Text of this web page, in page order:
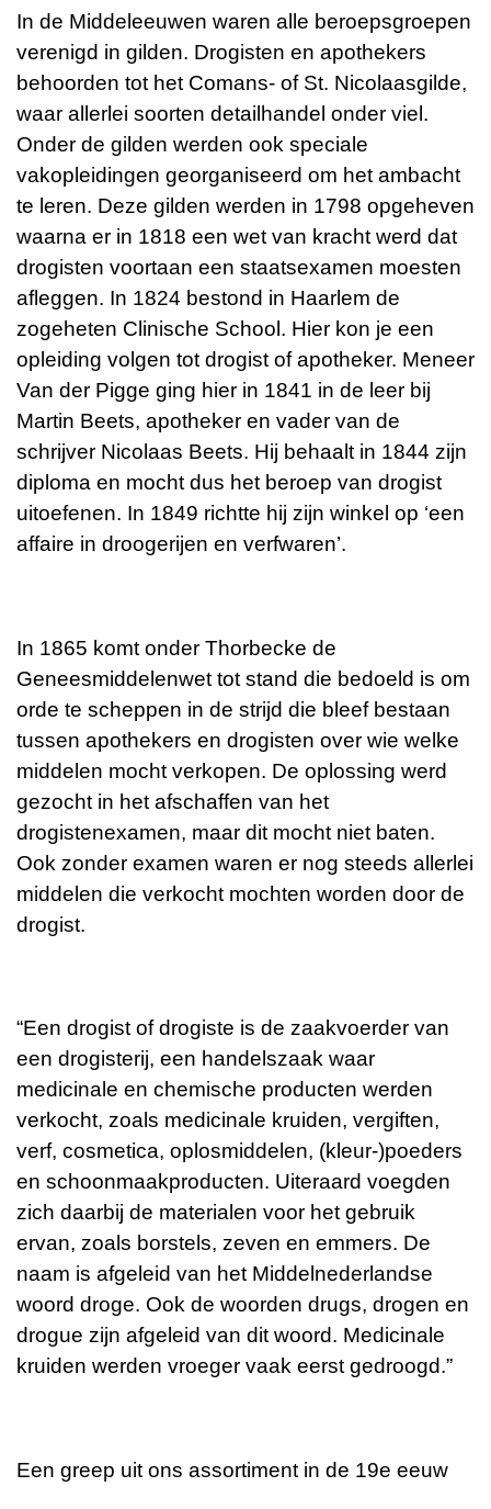
In de Middeleeuwen waren alle beroepsgroepen
verenigd in gilden. Drogisten en apothekers
behoorden tot het Comans- of St. Nicolaasgilde,
waar allerlei soorten detailhandel onder viel.
Onder de gilden werden ook speciale
vakopleidingen georganiseerd om het ambacht
te leren. Deze gilden werden in 1798 opgeheven
waarna er in 1818 een wet van kracht werd dat
drogisten voortaan een staatsexamen moesten
afleggen. In 1824 bestond in Haarlem de
zogeheten Clinische School. Hier kon je een
opleiding volgen tot drogist of apotheker. Meneer
Van der Pigge ging hier in 1841 in de leer bij
Martin Beets, apotheker en vader van de
schrijver Nicolaas Beets. Hij behaalt in 1844 zijn
diploma en mocht dus het beroep van drogist
uitoefenen. In 1849 richtte hij zijn winkel op ‘een
affaire in droogerijen en verfwaren’.
In 1865 komt onder Thorbecke de
Geneesmiddelenwet tot stand die bedoeld is om
orde te scheppen in de strijd die bleef bestaan
tussen apothekers en drogisten over wie welke
middelen mocht verkopen. De oplossing werd
gezocht in het afschaffen van het
drogistenexamen, maar dit mocht niet baten.
Ook zonder examen waren er nog steeds allerlei
middelen die verkocht mochten worden door de
drogist.
“Een drogist of drogiste is de zaakvoerder van
een drogisterij, een handelszaak waar
medicinale en chemische producten werden
verkocht, zoals medicinale kruiden, vergiften,
verf, cosmetica, oplosmiddelen, (kleur-)poeders
en schoonmaakproducten. Uiteraard voegden
zich daarbij de materialen voor het gebruik
ervan, zoals borstels, zeven en emmers. De
naam is afgeleid van het Middelnederlandse
woord droge. Ook de woorden drugs, drogen en
drogue zijn afgeleid van dit woord. Medicinale
kruiden werden vroeger vaak eerst gedroogd.”
Een greep uit ons assortiment in de 19e eeuw